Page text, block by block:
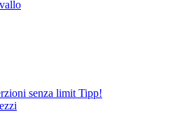
senza limit Tipp!